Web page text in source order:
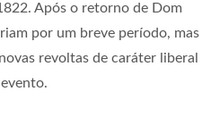
Após o retorno de Dom
por um breve período, mas
revoltas de caráter liberal